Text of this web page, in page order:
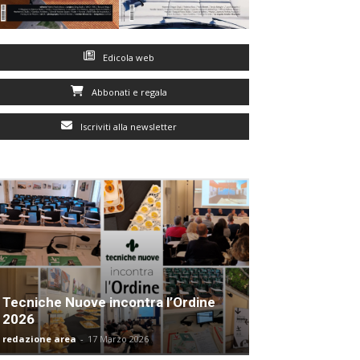
Edicola web
Abbonati e regala
Iscriviti alla newsletter
Tecniche Nuove incontra l’Ordine
2026
redazione area - 17 Marzo 2026